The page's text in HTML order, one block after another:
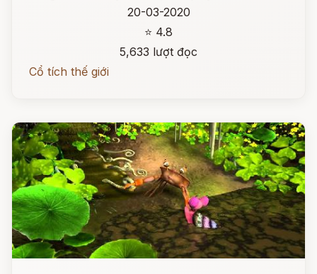
20-03-2020
⭐ 4.8
5,633 lượt đọc
Cổ tích thế giới